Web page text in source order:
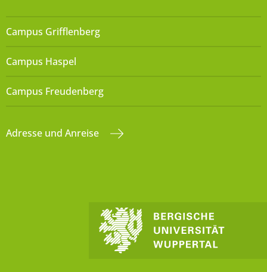
Campus Grifflenberg
Campus Haspel
Campus Freudenberg
Adresse und Anreise